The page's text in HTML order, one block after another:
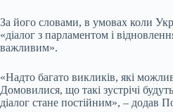
За його словами, в умовах коли
«діалог з парламентом і
важливим».
«Надто багато викликів, які
Домовилися, що такі зустрічі
діалог стане постійним», – додав